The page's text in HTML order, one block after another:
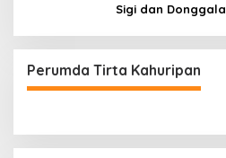
Sigi dan Donggala
Perumda Tirta Kahuripan